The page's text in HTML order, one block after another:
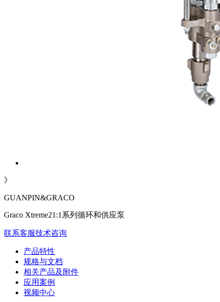
》
GUANPIN&GRACO
Graco Xtreme21:1系列循环和供应泵
联系客服技术咨询
产品特性
规格与文档
相关产品及附件
应用案例
视频中心